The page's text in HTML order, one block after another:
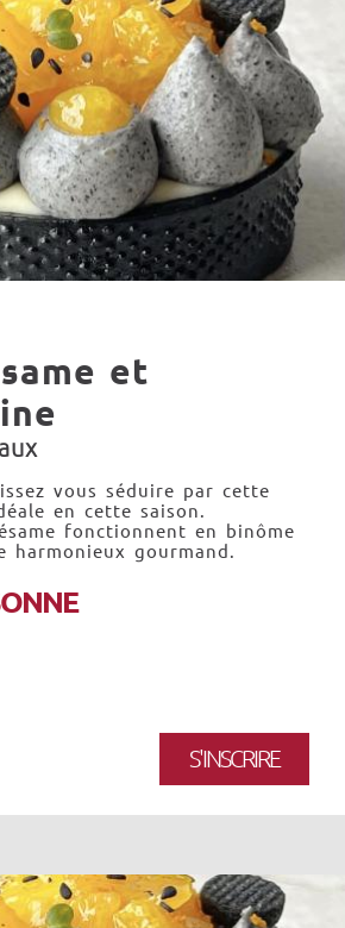
et
vous séduire par cette
en cette saison.
fonctionnent en binôme
harmonieux gourmand.
S'INSCRIRE